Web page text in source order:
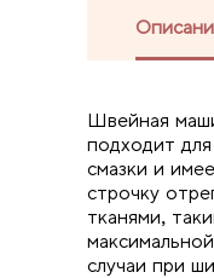
Швейная
подходит
смазки и
строчку
тканями,
случаи при